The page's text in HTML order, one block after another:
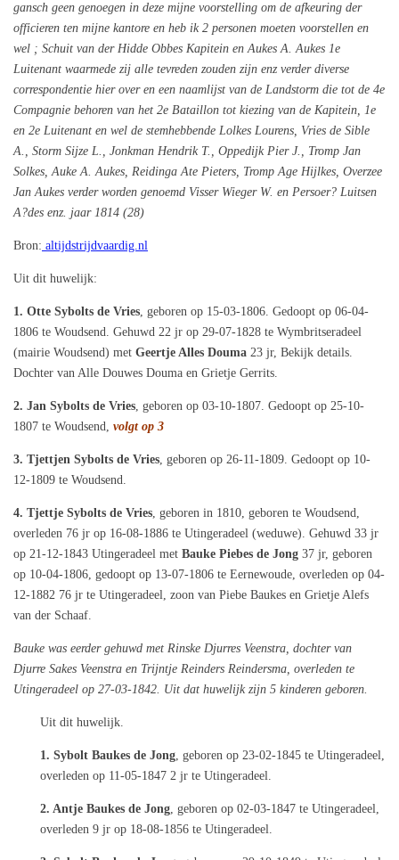
gansch geen genoegen in deze mijne voorstelling om de afkeuring der
officieren ten mijne kantore en heb ik 2 personen moeten voorstellen en
wel ; Schuit van der Hidde Obbes Kapitein en Aukes A. Aukes 1e
Luitenant waarmede zij alle tevreden zouden zijn enz verder diverse
correspondentie hier over en een naamlijst van de Landstorm die tot de 4e
Compagnie behoren van het 2e Bataillon tot kiezing van de Kapitein, 1e
en 2e Luitenant en wel de stemhebbende Lolkes Lourens, Vries de Sible
A., Storm Sijze L., Jonkman Hendrik T., Oppedijk Pier J., Tromp Jan
Solkes, Auke A. Aukes, Reidinga Ate Pieters, Tromp Age Hijlkes, Overzee
Jan Aukes verder worden genoemd Visser Wieger W. en Persoer? Luitsen
A?des enz. jaar 1814 (28)
Bron: altijdstrijdvaardig.nl
Uit dit huwelijk:
1. Otte Sybolts de Vries, geboren op 15-03-1806. Gedoopt op 06-04-
1806 te Woudsend. Gehuwd 22 jr op 29-07-1828 te Wymbritseradeel
(mairie Woudsend) met Geertje Alles Douma 23 jr, Bekijk details.
Dochter van Alle Douwes Douma en Grietje Gerrits.
2. Jan Sybolts de Vries, geboren op 03-10-1807. Gedoopt op 25-10-
1807 te Woudsend, volgt op 3
3. Tjettjen Sybolts de Vries, geboren op 26-11-1809. Gedoopt op 10-
12-1809 te Woudsend.
4. Tjettje Sybolts de Vries, geboren in 1810, geboren te Woudsend,
overleden 76 jr op 16-08-1886 te Utingeradeel (weduwe). Gehuwd 33 jr
op 21-12-1843 Utingeradeel met Bauke Piebes de Jong 37 jr, geboren
op 10-04-1806, gedoopt op 13-07-1806 te Eernewoude, overleden op 04-
12-1882 76 jr te Utingeradeel, zoon van Piebe Baukes en Grietje Alefs
van der Schaaf.
Bauke was eerder gehuwd met Rinske Djurres Veenstra, dochter van
Djurre Sakes Veenstra en Trijntje Reinders Reindersma, overleden te
Utingeradeel op 27-03-1842. Uit dat huwelijk zijn 5 kinderen geboren.
Uit dit huwelijk.
1. Sybolt Baukes de Jong, geboren op 23-02-1845 te Utingeradeel,
overleden op 11-05-1847 2 jr te Utingeradeel.
2. Antje Baukes de Jong, geboren op 02-03-1847 te Utingeradeel,
overleden 9 jr op 18-08-1856 te Utingeradeel.